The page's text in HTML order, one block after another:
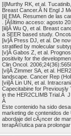
[i]Murthy RK, et al.
Breast Cancer.Â N Engl J
[ii] EMA. Resumen de las
. [Ãšltimo acceso: agosto
[iii]Â Wu Q, et al. Breast
a SEER based study.
[iv]Â Press DJ, et al. De
stratified by molecular
[v]Â Gabos Z, et al.
positivity for the
Clin Oncol.
[vi]Â Zimmer SA, et al.
landscape. Cancer Rep
[vii]Â Lin UN, et al.
Capecitabine for Previously
in the HER2CLIMB Trial.Â
Â
Este contenido ha sido
marketing de contenidos de
abordaje del cÃ¡ncer de
terapÃ©utica para